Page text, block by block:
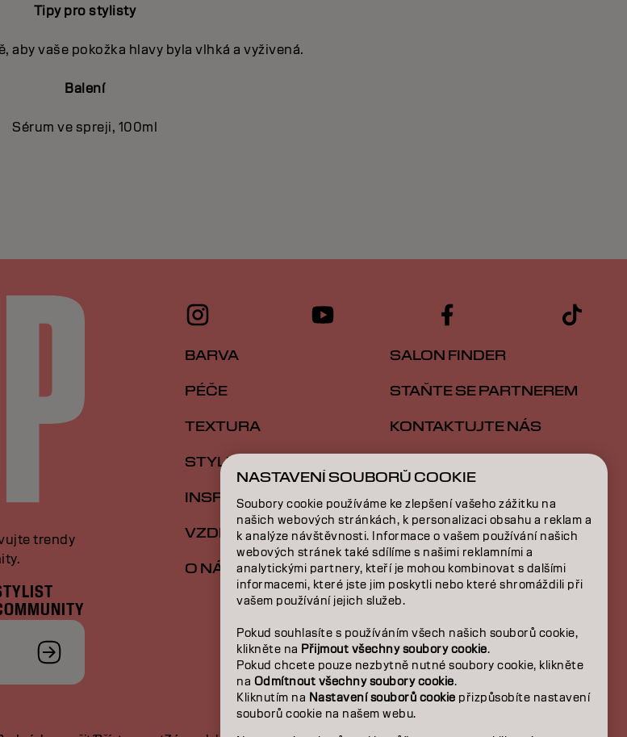
Tipy pro stylisty
aby vaše pokožka hlavy byla vlhká a vyživená.
Balení
Sérum ve spreji, 100ml
trendy
BARVA
PÉČE
TEXTURA
STYLING
INSPIRACE
VZDĚLÁVÁNÍ
O NÁS
SALON FINDER
STAŇTE SE PARTNEREM
KONTAKTUJTE NÁS
NASTAVENÍ SOUBORŮ COOKIE
Soubory cookie používáme ke zlepšení vašeho zážitku na
našich webových stránkách, k personalizaci obsahu a reklam a
k analýze návštěvnosti. Informace o vašem používání našich
webových stránek také sdílíme s našimi reklamními a
analytickými partnery, kteří je mohou kombinovat s dalšími
informacemi, které jste jim poskytli nebo které shromáždili při
vašem používání jejich služeb.
Pokud souhlasíte s používáním všech našich souborů cookie,
klikněte na Přijmout všechny soubory cookie.
Pokud chcete pouze nezbytně nutné soubory cookie, klikněte
na Odmítnout všechny soubory cookie.
Kliknutím na Nastavení souborů cookie přizpůsobíte nastavení
souborů cookie na našem webu.